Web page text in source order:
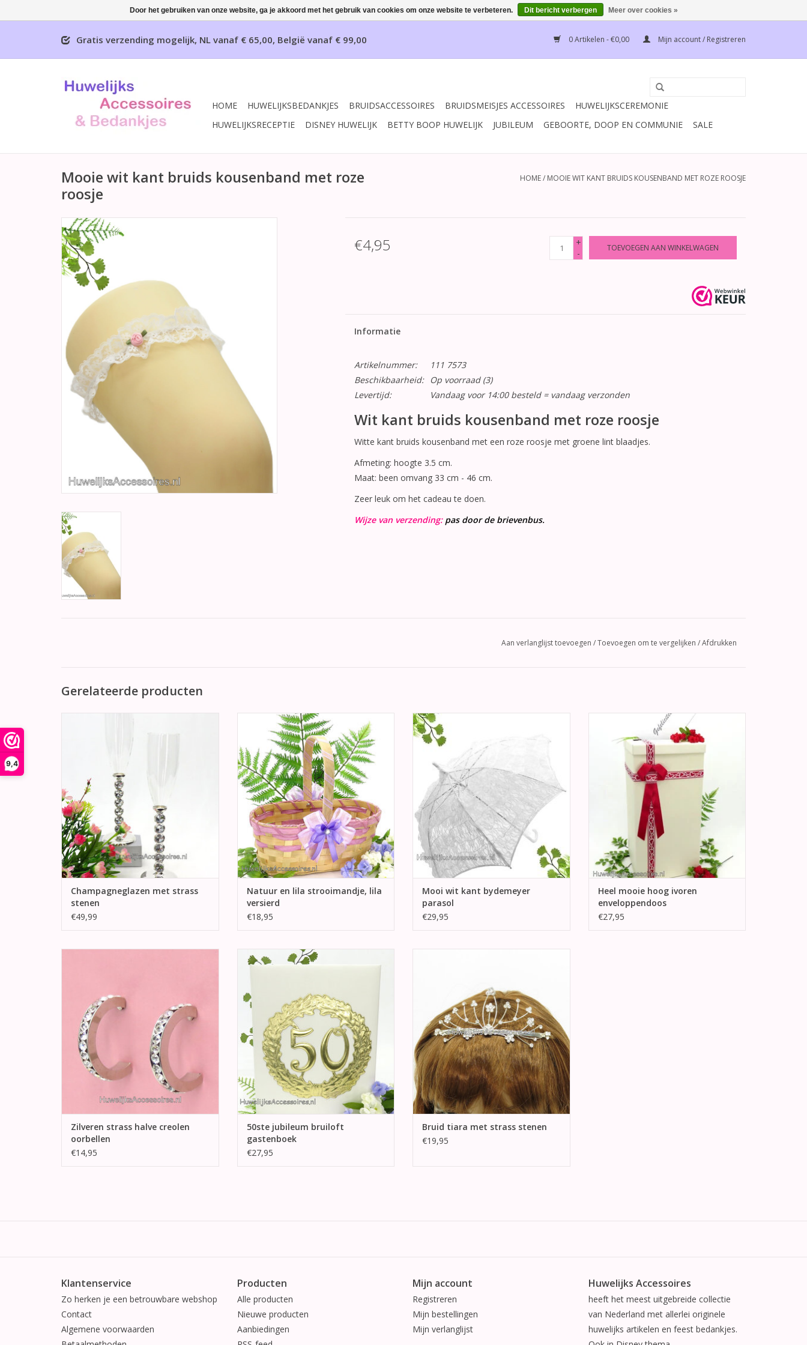
9,4
Gratis verzending mogelijk, NL vanaf € 65,00, België vanaf € 99,00 0 Artikelen - €0,00 Mijn account / Registreren
HOME HUWELIJKSBEDANKJES BRUIDSACCESSOIRES BRUIDSMEISJES ACCESSOIRES
HUWELIJKSCEREMONIE
HUWELIJKSRECEPTIE
DISNEY HUWELIJK BETTY BOOP HUWELIJK JUBILEUM GEBOORTE, DOOP EN COMMUNIE SALE
Mooie wit kant bruids kousenband met roze
roosje
HOME/ MOOIE WIT KANT BRUIDS KOUSENBAND MET ROZE ROOSJE
€4,95
+
-
TOEVOEGEN AAN WINKELWAGEN
Informatie
Artikelnummer:
111 7573
Beschikbaarheid:
Op voorraad(3)
Levertijd:
Vandaag voor 14:00 besteld = vandaag verzonden
Wit kant bruids kousenband met roze roosje
Witte kant bruids kousenband met een roze roosje met groene lint blaadjes.
Afmeting: hoogte 3.5 cm.
Maat: been omvang 33 cm - 46 cm.
Zeer leuk om het cadeau te doen.
Wijze van verzending: pas door de brievenbus.
Aan verlanglijst toevoegen /Toevoegen om te vergelijken /Afdrukken
Gerelateerde producten
zilver plated (verzilverd) steel is aan beide
kanten bewerkt met 6 grote strass stenen.
TOEVOEGEN AAN WINKELWAGEN
Champagneglazen met strass
stenen
€49,99
Prachtige ovaal natuur en lila rieten
bloemenmandje. Het hengsel van het
strooimandje is gewikkeld met lila satijn en
organza lint.
TOEVOEGEN AAN WINKELWAGEN
Natuur en lila strooimandje, lila
versierd
€18,95
Schitterende wit vintage bydemeyer
paraplu met grote scherm. Een mooie en
elegante toevoeging aan uw bruiloft foto’s.
TOEVOEGEN AAN WINKELWAGEN
Mooi wit kant bydemeyer
parasol
€29,95
Zeer mooie hoog ivoor enveloppendoos
versierd met kersenrood en ivoor lint. Aan
de voorkant een mooie strik. In de deksel
zit een gleuf voor geld of enveloppen.
TOEVOEGEN AAN WINKELWAGEN
Heel mooie hoog ivoren
enveloppendoos
€27,95
Zilveren strass halve creolen
oorbellen
€14,95
Zeer mooie gouden jubileum gastenboek
met op de voorkant een grote gouden
In dit mooie gastenboek kunnen uw gasten
iets moois schrijven op uw speciale dag.
TOEVOEGEN AAN WINKELWAGEN
50ste jubileum bruiloft
gastenboek
€27,95
TOEVOEGEN AAN WINKELWAGEN
Bruid tiara met strass stenen
€19,95
Klantenservice
Zo herken je een betrouwbare webshop
Contact
Algemene voorwaarden
Producten
Alle producten
Nieuwe producten
Aanbiedingen
Mijn account
Registreren
Mijn bestellingen
Mijn verlanglijst
Huwelijks Accessoires
heeft het meest uitgebreide collectie
van Nederland met allerlei originele
huwelijks artikelen en feest bedankjes.
Door het gebruiken van onze website, ga je akkoord met het gebruik van cookies om onze website te verbeteren. Dit bericht verbergen Meer over cookies »